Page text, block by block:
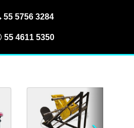
55 5756 3284
55 4611 5350